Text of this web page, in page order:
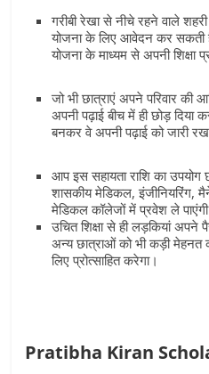
गरीबी रेखा से नीचे रहने वाले शहरी
योजना के लिए आवेदन कर सकती
योजना के माध्यम से अपनी शिक्षा
जो भी छात्राएं अपने परिवार की
अपनी पढ़ाई बीच में ही छोड़ दिया
बनकर वे अपनी पढ़ाई को जारी
आप इस सहायता राशि का उपयोग
शासकीय मेडिकल, इंजीनियरिंग,
मेडिकल कॉलेजों में प्रवेश ले
उचित शिक्षा से ही लड़कियां अपने
अन्य छात्राओं को भी कड़ी मेहनत
लिए प्रोत्साहित करेगा।
Pratibha Kiran